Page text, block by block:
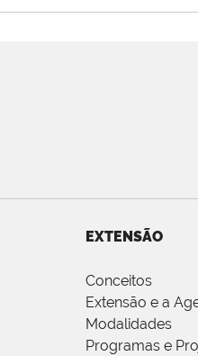
EXTENSÃO
Conceitos
Extensão e a
Modalidades
Programas e